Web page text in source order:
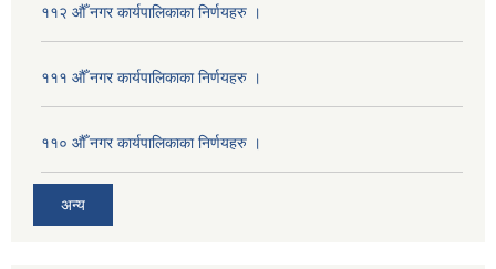
११२ औँ नगर कार्यपालिकाका निर्णयहरु ।
१११ औँ नगर कार्यपालिकाका निर्णयहरु ।
११० औँ नगर कार्यपालिकाका निर्णयहरु ।
अन्य